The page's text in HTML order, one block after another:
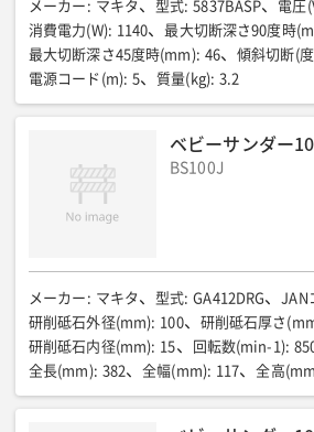
メーカー : マキタ 型式: 5837BASP 電圧
消費電力(W): 1140 最大切断深さ90度時
最大切断深さ45度時(mm): 46 傾斜切断(
電源コード(m): 5 質量(kg): 3.2
ベビーサンダー
BS100J
メーカー : マキタ 型式: GA412DRG JAN
研削砥石外径(mm): 100 研削砥石厚さ
研削砥石内径(mm): 15 回転数(min-1):
全長(mm): 382 全幅(mm): 117 全高
2.4
その他: バッテリーBL1860×2個/充電